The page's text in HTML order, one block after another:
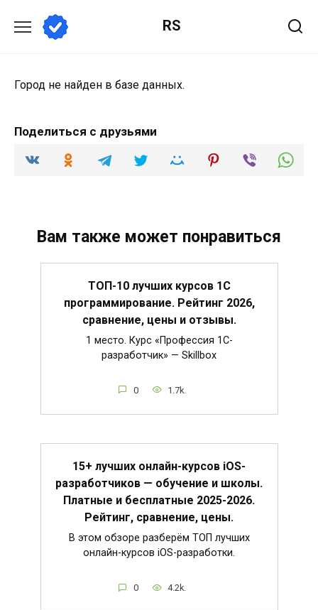
содержанию
RS
Город не найден в базе данных.
Поделиться с друзьями
Вам также может понравиться
ТОП-10 лучших курсов 1С
программирование. Рейтинг 2026,
сравнение, цены и отзывы.
1 место. Курс «Профессия 1C-
разработчик» — Skillbox
0 1.7k.
15+ лучших онлайн-курсов iOS-
разработчиков — обучение и школы.
Платные и бесплатные 2025-2026.
Рейтинг, сравнение, цены.
В этом обзоре разберём ТОП лучших
онлайн-курсов iOS-разработки.
0 4.2k.